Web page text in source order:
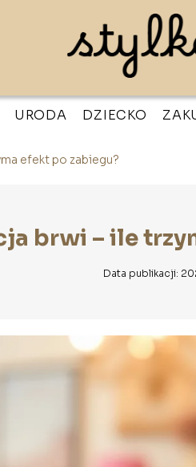
URODA DZIECKO
efekt po zabiegu?
brwi – ile
Data publikacji: